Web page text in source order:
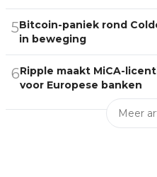
5Bitcoin-paniek rond
in beweging
6Ripple maakt MiCA-
voor Europese banken
Meer